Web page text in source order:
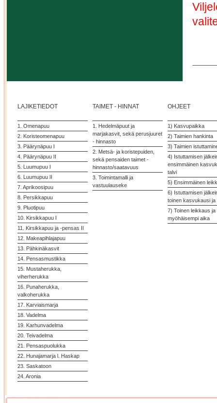
LAJIKETIEDOT
1. Omenapuu
2. Koristeomenapuu
3. Päärynäpuu I
4. Päärynäpuu II
5. Luumupuu I
6. Luumupuu II
7. Aprikoosipuu
8. Persikkapuu
9. Pluotipuu
10. Kirsikkapuu I
11. Kirsikkapuu ja -pensas II
12. Makeapihlajapuu
13. Pähkinäkasvit
14. Pensasmustikka
15. Mustaherukka,
viherherukka
16. Punaherukka,
valkoherukka
17. Karviaismarja
18. Vadelma
19. Karhunvadelma
20. Teivadelma
21. Pensaspuolukka
22. Hunajamarja l. Haskap
23. Saskatoon
24. Aronia
TAIMET - HINNAT
1. Hedelmäpuut ja
marjakasvit, sekä perusjuuret
- hinnasto
2. Metsä- ja koristepuiden,
sekä pensaiden taimet -
hinnasto/saatavuus
3. Toimintamalli ja
vastuulauseke
OHJEET
1) Kasvupaikka
2) Taimien hankinta
3) Taimien
4) Istuttamisen
ensimmäinen
talvi
5) Ensimmäinen
6) Istuttamisen
toinen kasvukausi ja
7) Toinen leikkaus ja
myöhäisempi aika